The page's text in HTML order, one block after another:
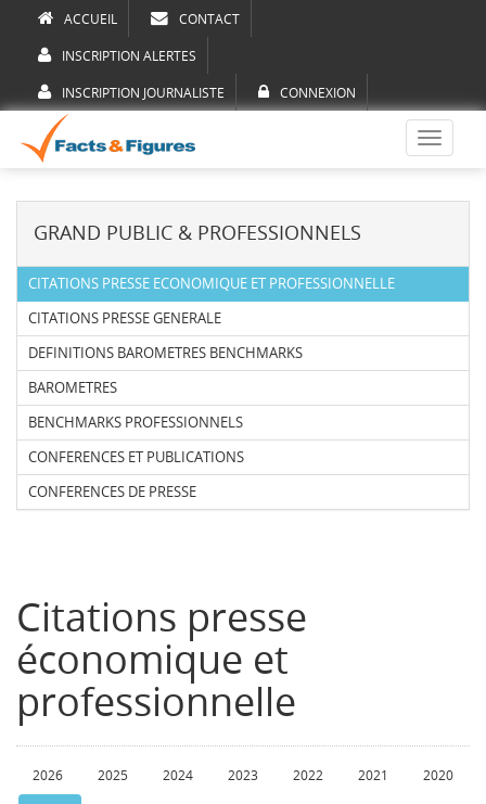
ACCUEIL CONTACT
INSCRIPTION ALERTES
INSCRIPTION JOURNALISTE CONNEXION
Toggle
GRAND PUBLIC & PROFESSIONNELS
CITATIONS PRESSE ECONOMIQUE ET PROFESSIONNELLE
CITATIONS PRESSE GENERALE
DEFINITIONS BAROMETRES BENCHMARKS
BAROMETRES
BENCHMARKS PROFESSIONNELS
CONFERENCES ET PUBLICATIONS
CONFERENCES DE PRESSE
Citations presse
économique et
professionnelle
2026 2025 2024 2023 2022 2021 2020